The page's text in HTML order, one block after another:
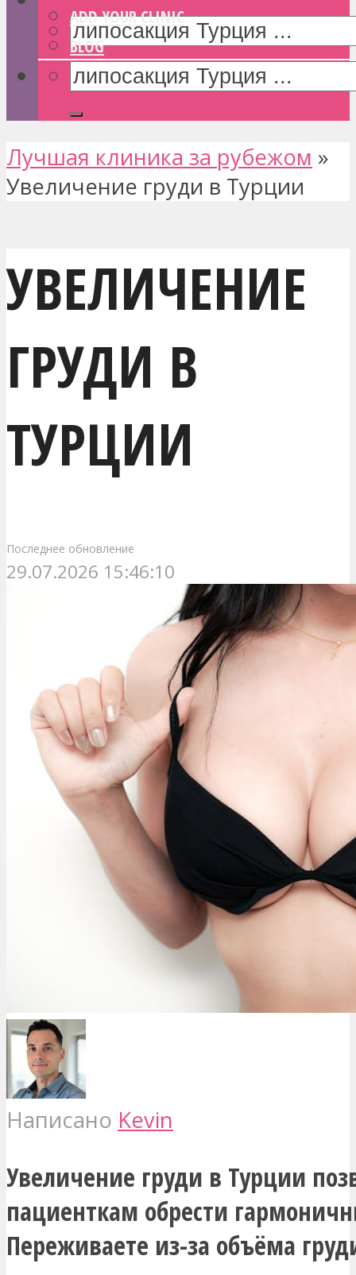
ADD YOUR CLINIC
BLOG
Лучшая клиника за рубежом »
Увеличение груди в Турции
УВЕЛИЧЕНИЕ
ГРУДИ В
ТУРЦИИ
Последнее обновление
29.07.2026 15:46:10
Написано Kevin
Увеличение груди в Турции
пациенткам обрести
Переживаете из-за объёма